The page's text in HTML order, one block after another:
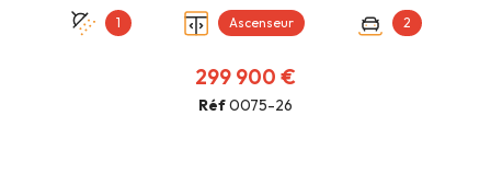
1 Ascenseur 2
299 900 €
Réf0075-26